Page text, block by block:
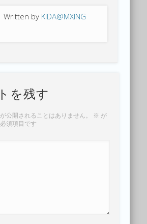
Written by KIDA@MXING
を残す
公開されることはありません。 ※ が
須項目です